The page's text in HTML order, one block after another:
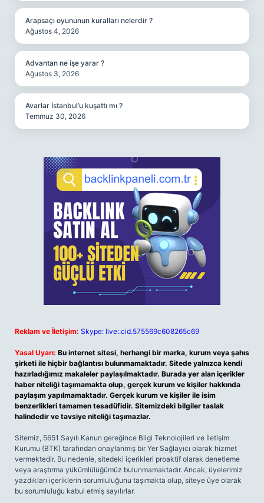
Arapsaçı oyununun kuralları nelerdir ?
Ağustos 4, 2026
Advantan ne işe yarar ?
Ağustos 3, 2026
Avarlar İstanbul’u kuşattı mı ?
Temmuz 30, 2026
Reklam ve İletişim: Skype: live:.cid.575569c608265c69
Yasal Uyarı: Bu internet sitesi, herhangi bir marka, kurum veya şahıs
şirketi ile hiçbir bağlantısı bulunmamaktadır. Sitede yalnızca kendi
hazırladığımız makaleler paylaşılmaktadır. Burada yer alan içerikler
haber niteliği taşımamakta olup, gerçek kurum ve kişiler hakkında
paylaşım yapılmamaktadır. Gerçek kurum ve kişiler ile isim
benzerlikleri tamamen tesadüfidir. Sitemizdeki bilgiler taslak
halindedir ve tavsiye niteliği taşımazlar.
Sitemiz, 5651 Sayılı Kanun gereğince Bilgi Teknolojileri ve İletişim
Kurumu (BTK) tarafından onaylanmış bir Yer Sağlayıcı olarak hizmet
vermektedir. Bu nedenle, sitedeki içerikleri proaktif olarak denetleme
veya araştırma yükümlülüğümüz bulunmamaktadır. Ancak, üyelerimiz
yazdıkları içeriklerin sorumluluğunu taşımakta olup, siteye üye olarak
bu sorumluluğu kabul etmiş sayılırlar.